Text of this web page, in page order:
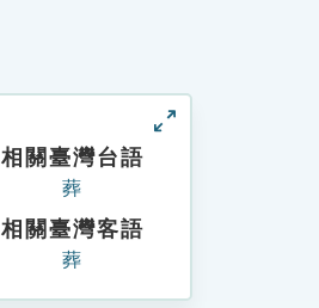
相關臺灣台語
葬
相關臺灣客語
葬